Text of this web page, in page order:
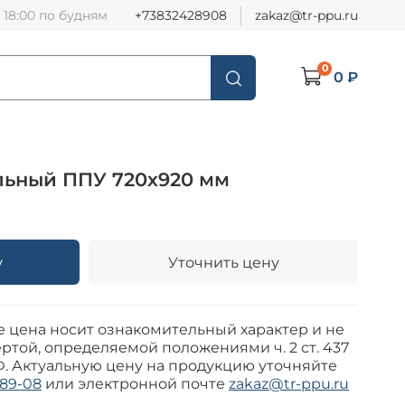
18:00 по будням +73832428908 zakaz@tr-ppu.ru
0 0 ₽
ППУ 720х920 мм
Уточнить цену
цена носит ознакомительный характер и не
определяемой положениями ч. 2 ст. 437
Актуальную цену на продукцию уточняйте
08 или электронной почте zakaz@tr-ppu.ru